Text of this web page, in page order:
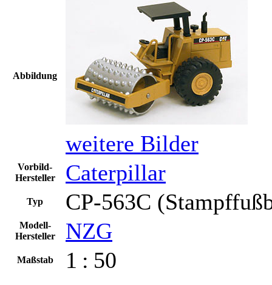
Abbildung
weitere Bilder
Vorbild-
Hersteller
Caterpillar
Typ CP-563C
Modell-
Hersteller
NZG
Maßstab 1 : 50